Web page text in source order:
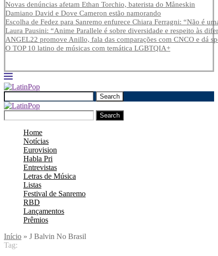
Novas denúncias afetam Ethan Torchio, baterista do Måneskin
Damiano David e Dove Cameron estão namorando
Escolha de Fedez para Sanremo enfurece Chiara Ferragni: “Não é
Laura Pausini: “Anime Parallele é sobre diversidade e respeito às
ANGEL22 promove Anillo, fala das comparações com CNCO e dá
O TOP 10 latino de músicas com temática LGBTQIA+
Search
Search
Home
Notícias
Eurovision
Habla Pri
Entrevistas
Letras de Música
Listas
Festival de Sanremo
RBD
Lançamentos
Prêmios
Início » J Balvin No Brasil
Tag: